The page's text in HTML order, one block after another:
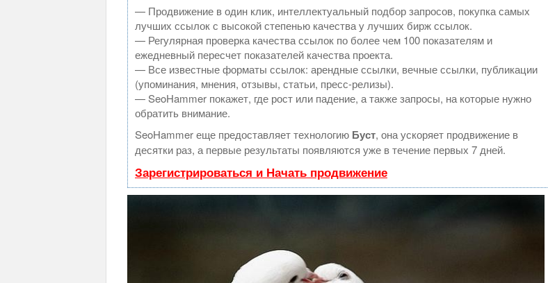
— Продвижение в один клик, интеллектуальный подбор запросов, покупка самых
лучших ссылок с высокой степенью качества у лучших бирж ссылок.
— Регулярная проверка качества ссылок по более чем 100 показателям и
ежедневный пересчет показателей качества проекта.
— Все известные форматы ссылок: арендные ссылки, вечные ссылки, публикации
(упоминания, мнения, отзывы, статьи, пресс-релизы).
— SeoHammer покажет, где рост или падение, а также запросы, на которые нужно
обратить внимание.
SeoHammer еще предоставляет технологию Буст, она ускоряет продвижение в
десятки раз, а первые результаты появляются уже в течение первых 7 дней.
Зарегистрироваться и Начать продвижение